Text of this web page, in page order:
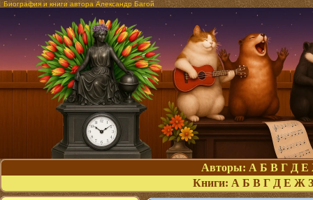
Биография и книги автора Александр Багой
Авторы: А Б В Г Д Е
Книги: А Б В Г Д Е Ж З